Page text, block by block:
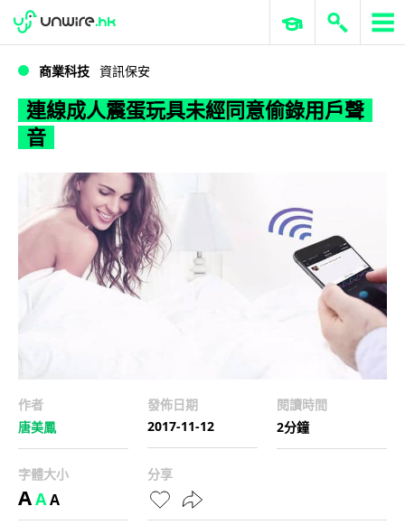
連線成人震蛋玩具未經同意偷錄用戶聲音
WWDC 2026 ERP 與商業 AI
商業科技 資訊保安
連線成人震蛋玩具未經同意偷錄用戶聲
音
作者
唐美鳳
發佈日期
2017-11-12
閱讀時間
2分鐘
字體大小
AAA
分享